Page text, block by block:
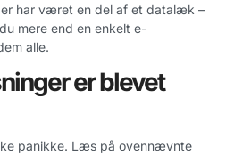
har været en del af et datalæk –
mere end en enkelt e-
alle.
er blevet
panikke. Læs på ovennævnte